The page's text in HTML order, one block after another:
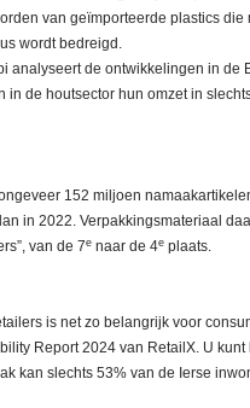
van geïmporteerde plastics
wordt bedreigd.
analyseert de ontwikkelingen in de
de houtsector hun omzet in
152 miljoen
in 2022. Verpakkingsmateriaal
van de 7e naar de 4e plaats.
is net zo belangrijk voor
Report 2024 van RetailX. U
kan slechts 53% van de Ierse